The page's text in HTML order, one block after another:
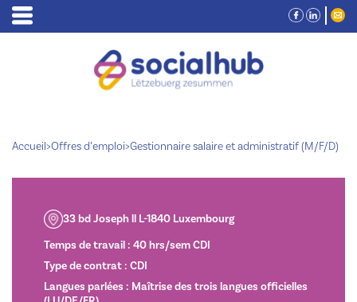
Accueil>Offres d’emploi>Gestionnaire salaire et administratif (M/F/D)
33 bd Joseph ll L-1840 Luxembourg
Temps de travail : 40 hrs/sem CDI
Type de contrat : CDI
Langues parlées : Maîtrise des trois langues officielles